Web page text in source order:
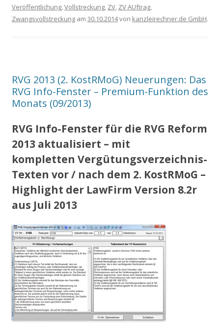
Veröffentlichung,Vollstreckung, ZV, ZV AUftrag,
Zwangsvollstreckung am 30.10.2014von kanzleirechner.de GmbH.
RVG 2013 (2. KostRMoG) Neuerungen: Das
RVG Info-Fenster – Premium-Funktion des
Monats (09/2013)
RVG Info-Fenster für die RVG Reform
2013 aktualisiert – mit
kompletten Vergütungsverzeichnis-
Texten vor / nach dem 2. KostRMoG –
Highlight der LawFirm Version 8.2r
aus Juli 2013